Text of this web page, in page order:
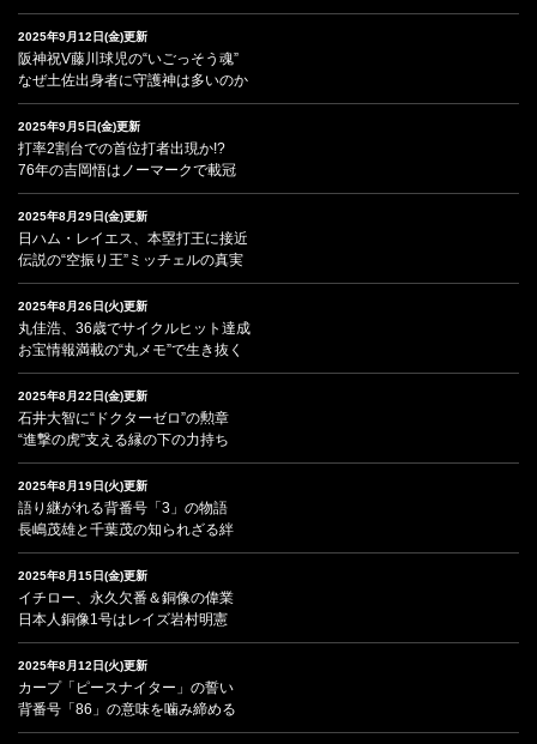
2025年9月12日(金)更新
阪神祝V藤川球児の“いごっそう魂”
なぜ土佐出身者に守護神は多いのか
2025年9月5日(金)更新
打率2割台での首位打者出現か!?
76年の吉岡悟はノーマークで載冠
2025年8月29日(金)更新
日ハム・レイエス、本塁打王に接近
伝説の“空振り王”ミッチェルの真実
2025年8月26日(火)更新
丸佳浩、36歳でサイクルヒット達成
お宝情報満載の“丸メモ”で生き抜く
2025年8月22日(金)更新
石井大智に“ドクターゼロ”の勲章
“進撃の虎”支える縁の下の力持ち
2025年8月19日(火)更新
語り継がれる背番号「3」の物語
長嶋茂雄と千葉茂の知られざる絆
2025年8月15日(金)更新
イチロー、永久欠番＆銅像の偉業
日本人銅像1号はレイズ岩村明憲
2025年8月12日(火)更新
カープ「ピースナイター」の誓い
背番号「86」の意味を噛み締める